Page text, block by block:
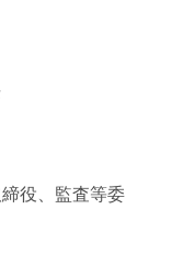
役、監査等委